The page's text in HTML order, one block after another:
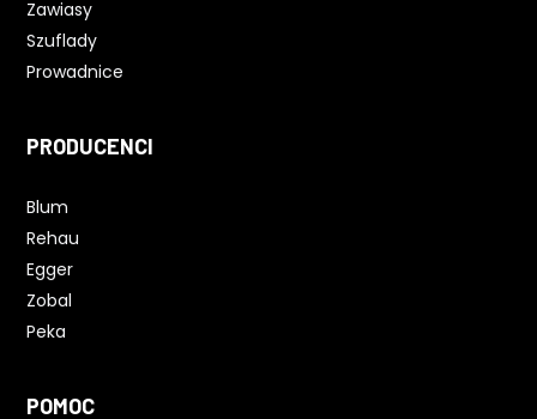
Zawiasy
Szuflady
Prowadnice
PRODUCENCI
Blum
Rehau
Egger
Zobal
Peka
POMOC